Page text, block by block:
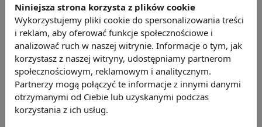
premiowania.
Patrz też:Motywatory,Demotywacja,
Hackmana i Oldhama teoria Satysfakcji z
pracy,Dwuczynnikowa metoda Herzberga
Chcesz wiedzieć więcej?
Zobacz więcej haseł
Niniejsza strona korzysta z plików cookie
Wykorzystujemy pliki cookie do spersonalizowania treści
i reklam, aby oferować funkcje społecznościowe i
analizować ruch w naszej witrynie. Informacje o tym, jak
korzystasz z naszej witryny, udostępniamy partnerom
społecznościowym, reklamowym i analitycznym.
Partnerzy mogą połączyć te informacje z innymi danymi
otrzymanymi od Ciebie lub uzyskanymi podczas
korzystania z ich usług.